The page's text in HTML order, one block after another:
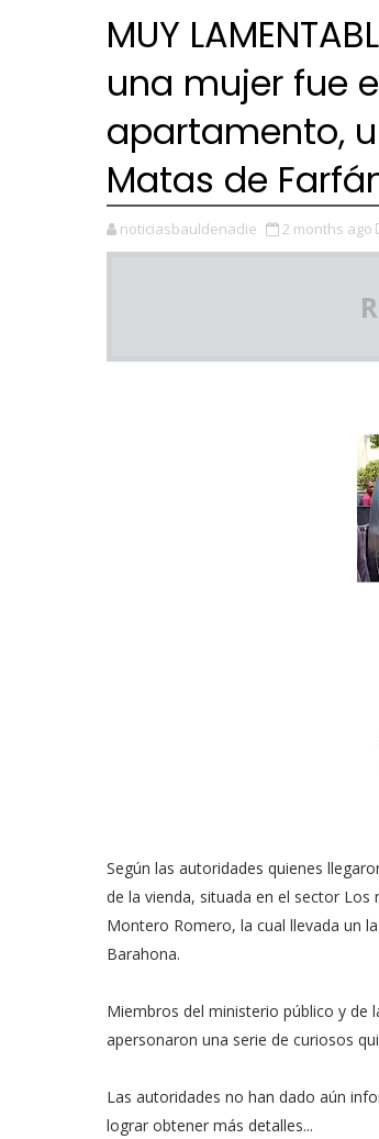
MUY
una mujer fue
apartamento,
Matas de
noticiasbauldenadie 2 months ago
Según las autoridades quienes
de la vienda, situada en el sector
Montero Romero, la cual llevada un
Barahona.
Miembros del ministerio público y de
apersonaron una serie de curiosos
Las autoridades no han dado aún
lograr obtener más detalles...